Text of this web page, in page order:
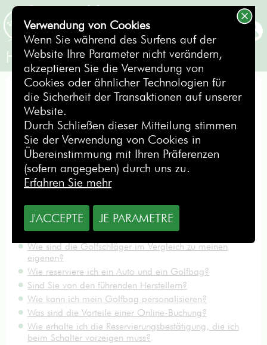
BUCHEN
Häufig gestellte Fragen
Wie kann ich die Reservierung stornieren?
Was sind die größten Nachteile, wenn ich mit meinem
eigenen Golfbag reise?
Wo kann ich meine Golfschläger abholen, wenn ich sie
online gebucht habe?
Welche Gebühren verlangen die Fluggesellschaften bei
Übergepäck?
Werden mir die Golfschläger von MyCaddyMaster
How do I know if my reservation has been confirmed?
Welche Dokumente muss ich bei der Abholung meines
Golfbags vorweisen?
Wie sind die Golfschläger im Vergleich zu meinen
eigenen?
Wie reserviere ich ein Auto und ein Golfbag?
Sind Sie von den führenden Herstellern?
Wie kann ich mein Golfbag personalisieren?
Was sind die Vorteile einer Online-Buchung?
Wie erhalte ich die Reservierungsbestätigung, die ich
beim Schalter vorzeigen muss?
Verwendung von Cookies
Wenn Sie während des Surfens auf der
Website Ihre Parameter nicht verändern,
akzeptieren Sie die Verwendung von
Cookies oder ähnlicher Technologien für
die Sicherheit der Transaktionen auf unserer
Website.
Durch Schließen dieser Mitteilung stimmen
Sie der Verwendung von Cookies in
Übereinstimmung mit Ihren Präferenzen
(sofern angegeben) durch uns zu.
Erfahren Sie mehr
J'ACCEPTE JE PARAMETRE